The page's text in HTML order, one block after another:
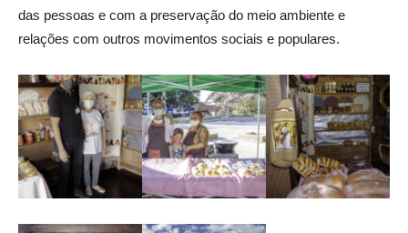
das pessoas e com a preservação do meio ambiente e
relações com outros movimentos sociais e populares.